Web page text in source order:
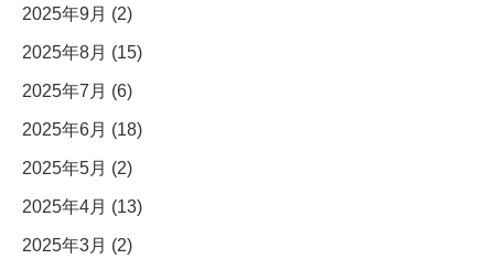
2025年9月 (2)
2025年8月 (15)
2025年7月 (6)
2025年6月 (18)
2025年5月 (2)
2025年4月 (13)
2025年3月 (2)